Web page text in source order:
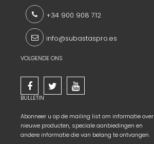
+34 900 908 712
info@subastaspro.es
VOLGENDE ONS
BULLETIN
Abonneer u op de mailing list om informatie over
nieuwe producten, speciale aanbiedingen en
andere informatie die van belang te ontvangen.